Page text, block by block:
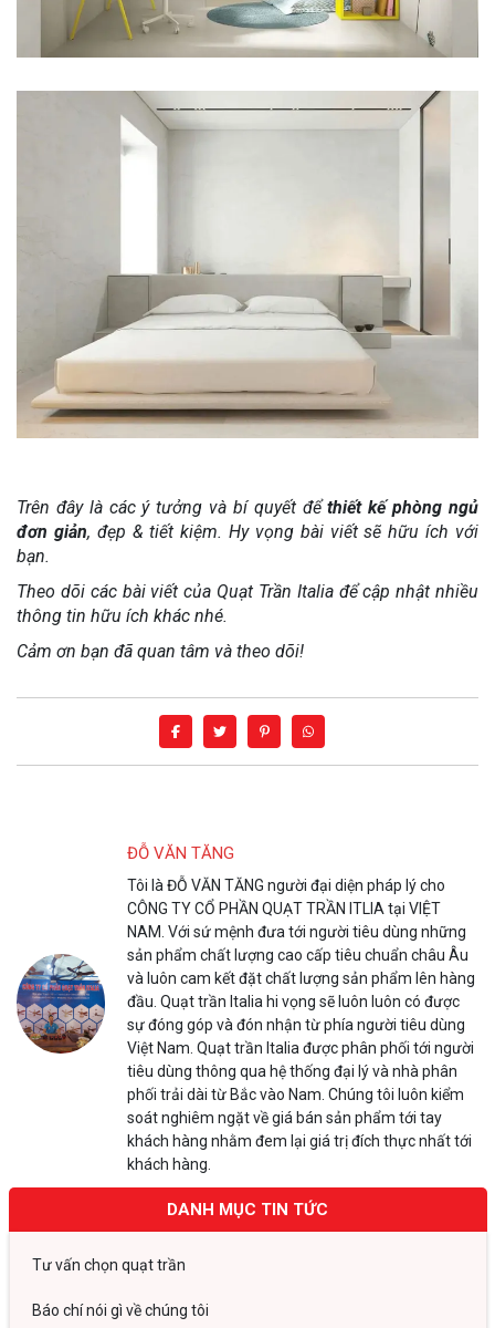
Trên đây là các ý tưởng và bí quyết đểthiết kế phòng ngủ
đơn giản, đẹp & tiết kiệm. Hy vọng bài viết sẽ hữu ích với
bạn.
Theo dõi các bài viết của Quạt Trần Italia để cập nhật nhiều
thông tin hữu ích khác nhé.
Cảm ơn bạn đã quan tâm và theo dõi!
ĐỖ VĂN TĂNG
Tôi là ĐỖ VĂN TĂNG người đại diện pháp lý cho
CÔNG TY CỔ PHẦN QUẠT TRẦN ITLIA tại VIỆT
NAM. Với sứ mệnh đưa tới người tiêu dùng những
sản phẩm chất lượng cao cấp tiêu chuẩn châu Âu
và luôn cam kết đặt chất lượng sản phẩm lên hàng
đầu. Quạt trần Italia hi vọng sẽ luôn luôn có được
sự đóng góp và đón nhận từ phía người tiêu dùng
Việt Nam. Quạt trần Italia được phân phối tới người
tiêu dùng thông qua hệ thống đại lý và nhà phân
phối trải dài từ Bắc vào Nam. Chúng tôi luôn kiểm
soát nghiêm ngặt về giá bán sản phẩm tới tay
khách hàng nhằm đem lại giá trị đích thực nhất tới
khách hàng.
DANH MỤC TIN TỨC
Tư vấn chọn quạt trần
Báo chí nói gì về chúng tôi